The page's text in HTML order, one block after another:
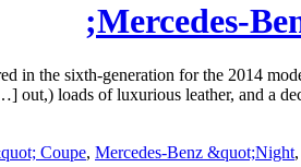
Mercedes-
in the sixth-generation for the 2014
out,) loads of luxurious leather, and a
Coupe, Mercedes-Benz &quot;Night,